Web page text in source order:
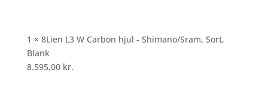
1 × 8Lien L3 W Carbon hjul - Shimano/Sram, Sort,
Blank
8.595,00 kr.